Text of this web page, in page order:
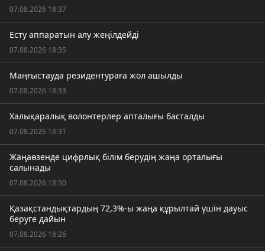
07.08.2026 18:37
Есту аппаратын алу жеңілдейді
07.08.2026 18:35
Маңғыстауда резидентураға жол ашылды
07.08.2026 18:33
Халықаралық волонтерлер апталығы басталды
07.08.2026 18:31
Жаңаөзенде цифрлық білім берудің жаңа орталығы
салынады
07.08.2026 18:30
Қазақстандықтардың 72,3%-ы жаңа құрылтай үшін дауыс
беруге дайын
07.08.2026 18:26